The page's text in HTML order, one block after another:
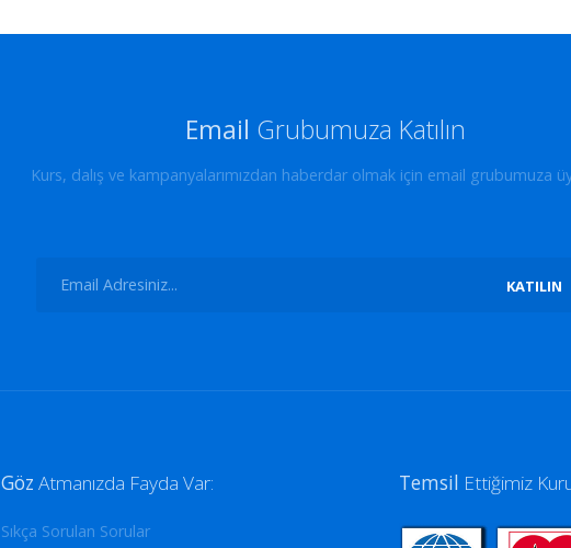
Email Grubumuza Katılın
Kurs, dalış ve kampanyalarımızdan haberdar olmak için email grubumuza
KATILIN
GözAtmanızda Fayda Var:
Sıkça Sorulan Sorular
Temsil Ettiğimiz